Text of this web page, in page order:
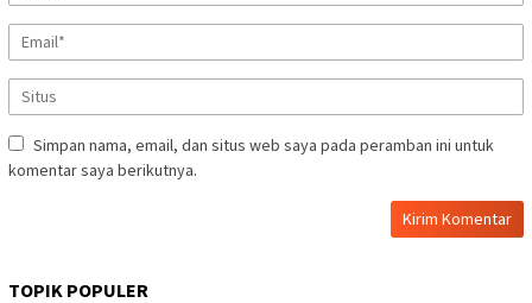
Simpan nama, email, dan situs web saya pada peramban ini untuk
komentar saya berikutnya.
TOPIK POPULER